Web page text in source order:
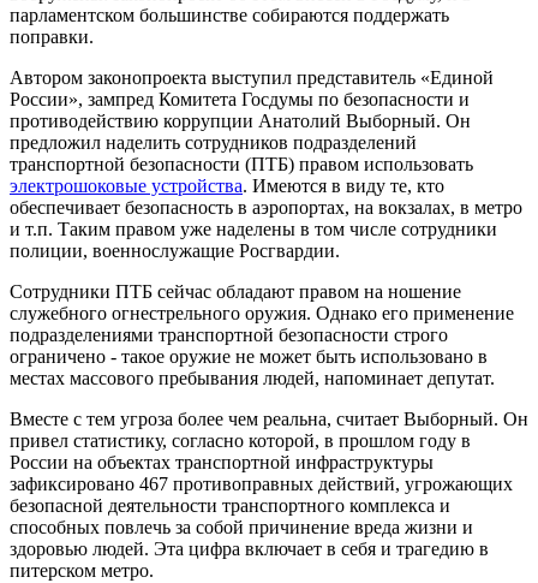
парламентском большинстве собираются поддержать
поправки.
Автором законопроекта выступил представитель «Единой
России», зампред Комитета Госдумы по безопасности и
противодействию коррупции Анатолий Выборный. Он
предложил наделить сотрудников подразделений
транспортной безопасности (ПТБ) правом использовать
электрошоковые устройства. Имеются в виду те, кто
обеспечивает безопасность в аэропортах, на вокзалах, в метро
и т.п. Таким правом уже наделены в том числе сотрудники
полиции, военнослужащие Росгвардии.
Сотрудники ПТБ сейчас обладают правом на ношение
служебного огнестрельного оружия. Однако его применение
подразделениями транспортной безопасности строго
ограничено - такое оружие не может быть использовано в
местах массового пребывания людей, напоминает депутат.
Вместе с тем угроза более чем реальна, считает Выборный. Он
привел статистику, согласно которой, в прошлом году в
России на объектах транспортной инфраструктуры
зафиксировано 467 противоправных действий, угрожающих
безопасной деятельности транспортного комплекса и
способных повлечь за собой причинение вреда жизни и
здоровью людей. Эта цифра включает в себя и трагедию в
питерском метро.